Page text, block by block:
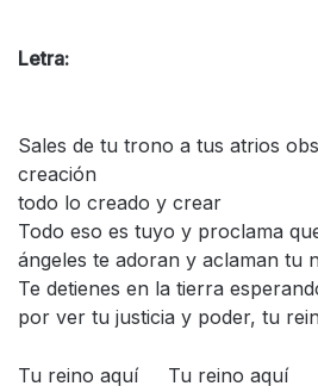
Letra:
Sales de tu trono a tus atrios
creación
todo lo creado y crear
Todo eso es tuyo y proclama
ángeles te adoran y aclaman tu
Te detienes en la tierra
por ver tu justicia y poder, tu
Tu reino aquí Tu reino aquí